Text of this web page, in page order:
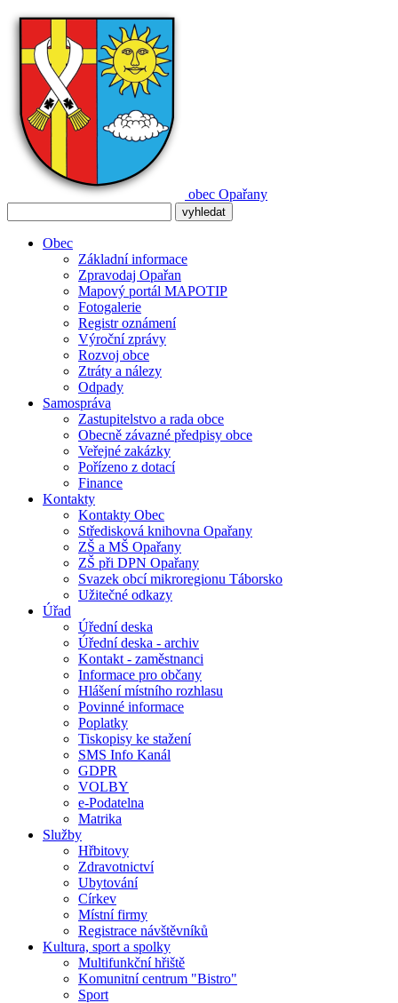
obec Opařany
Obec
Základní informace
Zpravodaj Opařan
Mapový portál MAPOTIP
Fotogalerie
Registr oznámení
Výroční zprávy
Rozvoj obce
Ztráty a nálezy
Odpady
Samospráva
Zastupitelstvo a rada obce
Obecně závazné předpisy obce
Veřejné zakázky
Pořízeno z dotací
Finance
Kontakty
Kontakty Obec
Středisková knihovna Opařany
ZŠ a MŠ Opařany
ZŠ při DPN Opařany
Svazek obcí mikroregionu Táborsko
Užitečné odkazy
Úřad
Úřední deska
Úřední deska - archiv
Kontakt - zaměstnanci
Informace pro občany
Hlášení místního rozhlasu
Povinné informace
Poplatky
Tiskopisy ke stažení
SMS Info Kanál
GDPR
VOLBY
e-Podatelna
Matrika
Služby
Hřbitovy
Zdravotnictví
Ubytování
Církev
Místní firmy
Registrace návštěvníků
Kultura, sport a spolky
Multifunkční hřiště
Komunitní centrum "Bistro"
Sport